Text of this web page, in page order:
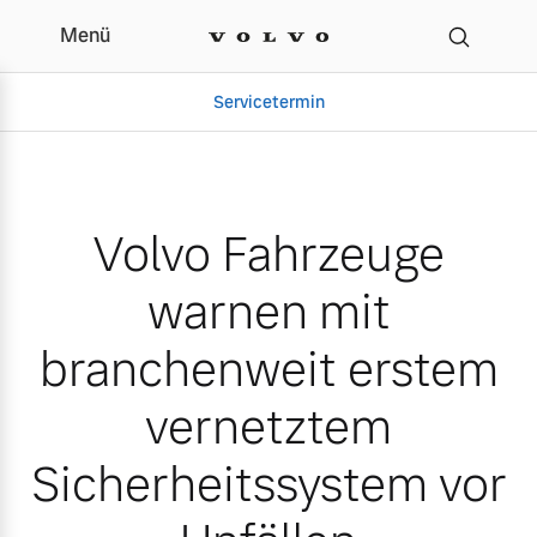
Volvo Fahrzeuge
Menü
Servicetermin
Aktuelle Zubehörangebote
Volvo Gebrauchtwagenbörse
Über uns
Volvo Fahrzeuge
warnen mit
branchenweit erstem
vernetztem
Sicherheitssystem vor